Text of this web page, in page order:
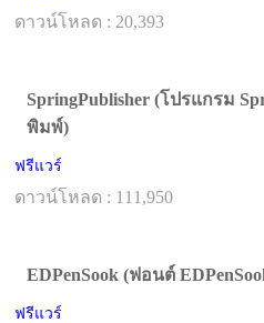
ดาวน์โหลด : 20,393
SpringPublisher (โปรแกรม
พิมพ์)
ฟรีแวร์
ดาวน์โหลด : 111,950
EDPenSook (ฟอนต์
ฟรีแวร์